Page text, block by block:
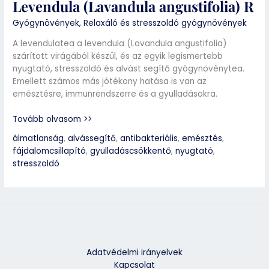
Levendula (Lavandula angustifolia) R
Gyógynövények,Relaxáló és stresszoldó gyógynövények
A levendulatea a levendula (Lavandula angustifolia)
szárított virágából készül, és az egyik legismertebb
nyugtató, stresszoldó és alvást segítő gyógynövénytea.
Emellett számos más jótékony hatása is van az
emésztésre, immunrendszerre és a gyulladásokra.
Tovább olvasom >>
álmatlanság,alvássegítő,antibakteriális,emésztés,
fájdalomcsillapító,gyulladáscsökkentő,nyugtató,
stresszoldó
Adatvédelmi irányelvek
Kapcsolat